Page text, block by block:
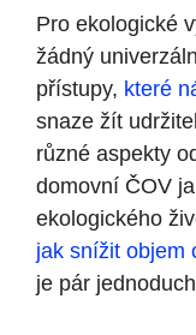
Pro ekologické
žádný
přístupy, které
snaze žít
různé aspekty
domovní ČOV
ekologického
jak snížit objem
je pár